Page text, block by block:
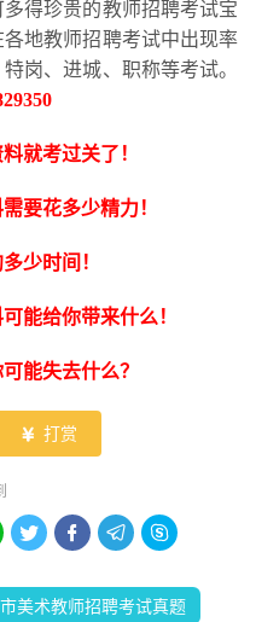
得珍贵的教师招聘考试宝
地教师招聘考试中出现率
岗、进城、职称等考试。
就考过关了！
要花多少精力！
少时间！
能给你带来什么！
能失去什么？
 打赏
   
美术教师招聘考试真题